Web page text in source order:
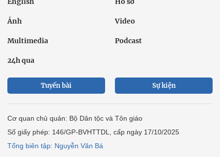
Ảnh Video
Multimedia Podcast
24h qua
Tuyến bài Sự kiện
Cơ quan chủ quản: Bộ Dân tộc và Tôn giáo
Số giấy phép: 146/GP-BVHTTDL, cấp ngày 17/10/2025
Tổng biên tập: Nguyễn Văn Bá